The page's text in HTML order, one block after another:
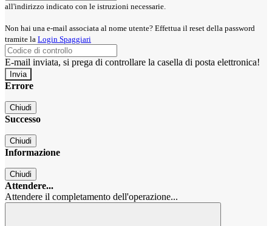
all'indirizzo indicato con le istruzioni necessarie.
Non hai una e-mail associata al nome utente? Effettua il reset della password
tramite la Login Spaggiari
E-mail inviata, si prega di controllare la casella di posta elettronica!
Errore
Chiudi
Successo
Chiudi
Informazione
Chiudi
Attendere...
Attendere il completamento dell'operazione...